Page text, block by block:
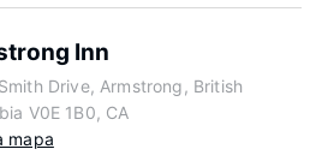
Inn
Drive, Armstrong, British
V0E 1B0, CA
mapa